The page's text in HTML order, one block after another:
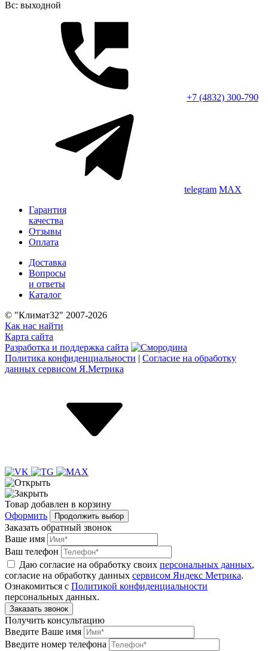
Вс: выходной
+7 (4832) 300-790
telegram MAX
Гарантия
качества
Отзывы
Оплата
Доставка
Вопросы
и ответы
Каталог
© "Климат32" 2007-2026
Как нас найти
Карта сайта
Разработка и поддержка сайта
Политика конфиденциальности | Согласие на обработку
данных сервисом Я.Метрика
Товар добавлен в корзину
Оформить
Продолжить выбор
Заказать обратный звонок
Ваше имя
Ваш телефон
Даю согласие на обработку своих персональных данных,
согласие на обработку данных сервисом Яндекс Метрика.
Ознакомиться с Политикой конфиденциальности
персональных данных.
Получить консультацию
Введите Ваше имя
Введите номер телефона